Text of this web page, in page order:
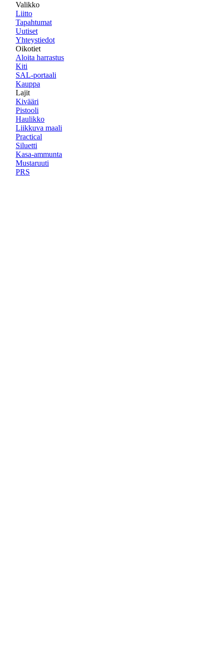
Valikko
Liitto
Tapahtumat
Uutiset
Yhteystiedot
Oikotiet
Aloita harrastus
Kiti
SAL-portaali
Kauppa
Lajit
Kivääri
Pistooli
Haulikko
Liikkuva maali
Practical
Siluetti
Kasa-ammunta
Mustaruuti
PRS